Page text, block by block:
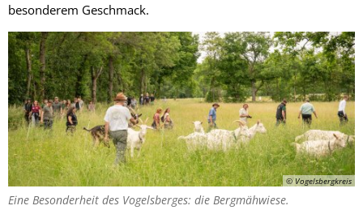
besonderem Geschmack.
© Vogelsbergkreis
Eine Besonderheit des Vogelsberges: die Bergmähwiese.